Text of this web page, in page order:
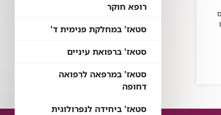
רופא חוקר
סטאז' במחלקת פנימית ד'
סטאז' ברפואת עיניים
סטאז' במרפאה לרפואה
דחופה
סטאז' ביחידה לנפרולוגית